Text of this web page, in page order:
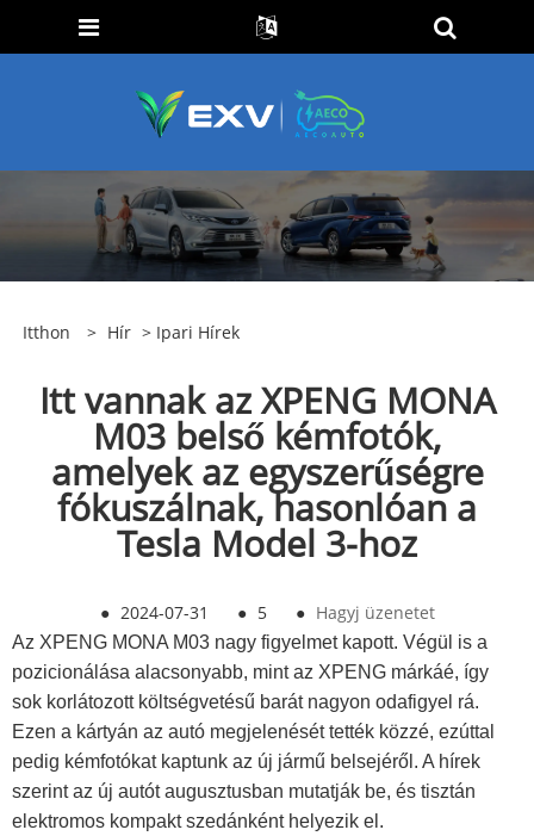
Itthon > Hír > Ipari Hírek
Itt vannak az XPENG MONA
M03 belső kémfotók,
amelyek az egyszerűségre
fókuszálnak, hasonlóan a
Tesla Model 3-hoz
● 2024-07-31 ● 5 ● Hagyj üzenetet
Az XPENG MONA M03 nagy figyelmet kapott. Végül is a
pozicionálása alacsonyabb, mint az XPENG márkáé, így
sok korlátozott költségvetésű barát nagyon odafigyel rá.
Ezen a kártyán az autó megjelenését tették közzé, ezúttal
pedig kémfotókat kaptunk az új jármű belsejéről. A hírek
szerint az új autót augusztusban mutatják be, és tisztán
elektromos kompakt szedánként helyezik el.